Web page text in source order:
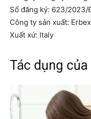
Số đăng ký: 623/2023/
Công ty sản xuất:
Xuất xứ: Italy
Tác dụng